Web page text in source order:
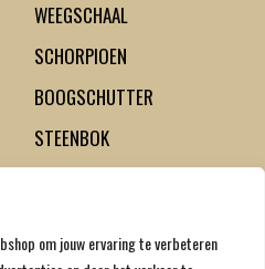
om jouw ervaring te verbeteren
WEEGSCHAAL
SCHORPIOEN
BOOGSCHUTTER
STEENBOK